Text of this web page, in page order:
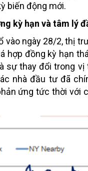
biến động mới.
kỳ hạn và tâm lý
vào ngày 28/2, thị
hợp đồng kỳ hạn
sự thay đổi trong
nhà đầu tư đã
ứng tức thời